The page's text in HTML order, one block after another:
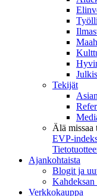
Tekijät
Älä missaa
EVP-
Ajankohtaista
Blogit ja
Kahdeksan
Verkkokauppa